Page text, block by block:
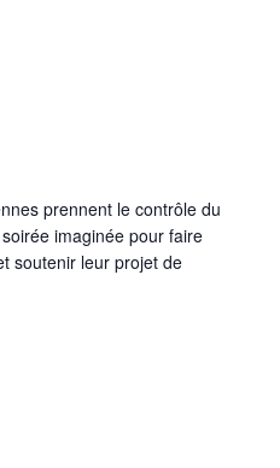
prennent le contrôle du
imaginée pour faire
soutenir leur projet de